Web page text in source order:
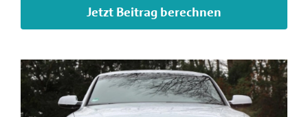
Jetzt Beitrag berechnen